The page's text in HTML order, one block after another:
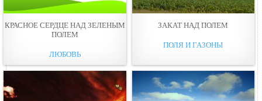
КРАСНОЕ СЕРДЦЕ НАД ЗЕЛЕНЫМ
ПОЛЕМ
ЛЮБОВЬ
ЗАКАТ НАД ПОЛЕМ
ПОЛЯ И ГАЗОНЫ